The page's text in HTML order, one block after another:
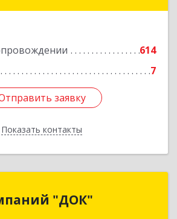
614
7
заявку
Показать контакты
заявку
Назад
"ДОК"
компаний "ДОК"